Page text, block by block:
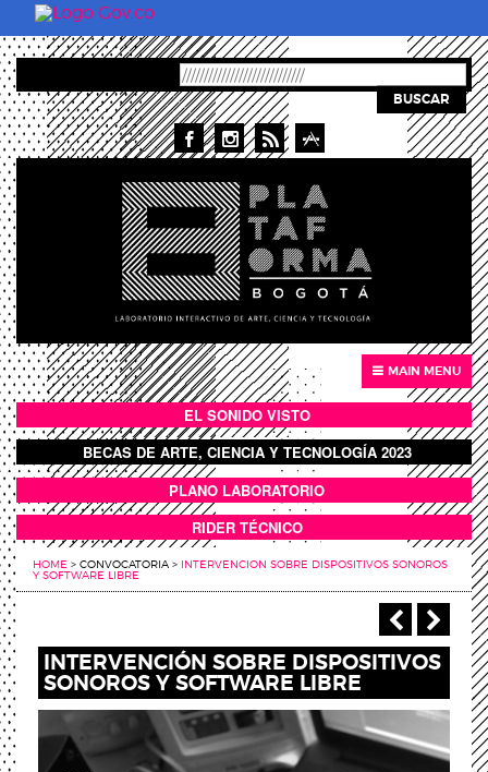
Pasar al contenido principal
BUSCAR
MAIN MENU
BOTÓN SONIDO VISTO
EL SONIDO VISTO
BOTON DOMO LLENO
BECAS DE ARTE, CIENCIA Y TECNOLOGÍA 2023
ANEXOS
PLANO LABORATORIO
RIDER TÉCNICO
HOME > CONVOCATORIA > INTERVENCION SOBRE DISPOSITIVOS SONOROS
Y SOFTWARE LIBRE
‹
INTERVENCIÓN SOBRE DISPOSITIVOS
SONOROS Y SOFTWARE LIBRE